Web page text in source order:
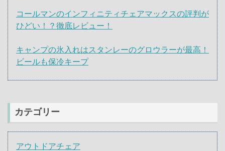
コールマンのインフィニティチェアマックスの評判が
ひどい！？徹底レビュー！
キャンプの氷入れはスタンレーのグロウラーが最高！
ビールも保冷キープ
カテゴリー
アウトドアチェア